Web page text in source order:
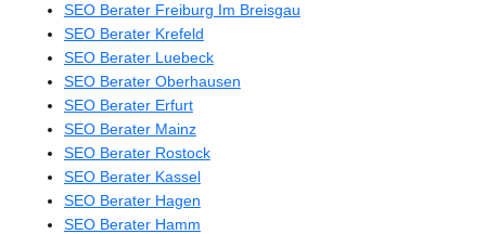
SEO Berater Freiburg Im Breisgau
SEO Berater Krefeld
SEO Berater Luebeck
SEO Berater Oberhausen
SEO Berater Erfurt
SEO Berater Mainz
SEO Berater Rostock
SEO Berater Kassel
SEO Berater Hagen
SEO Berater Hamm